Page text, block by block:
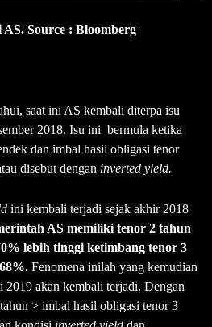
AS. Source : Bloomberg
saat ini AS kembali diterpa isu
2018. Isu ini bermula ketika
dan imbal hasil obligasi tenor
disebut dengan inverted yield.
ini kembali terjadi sejak akhir 2018
AS memiliki tenor 2 tahun
lebih tinggi ketimbang tenor 3
Fenomena inilah yang kemudian
2019 akan kembali terjadi. Dengan
> imbal hasil obligasi tenor 3